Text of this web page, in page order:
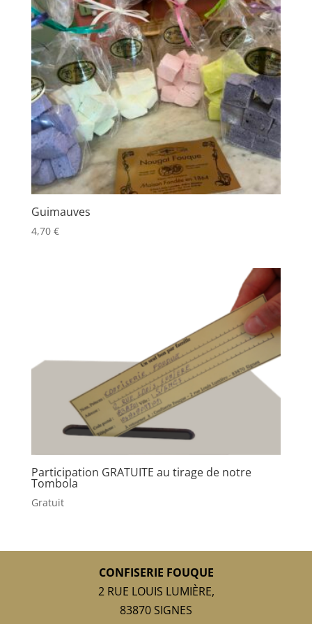
Guimauves
4,70 €
Participation GRATUITE au tirage de notre
Tombola
Gratuit
CONFISERIE FOUQUE
2 RUE LOUIS LUMIÈRE,
83870 SIGNES